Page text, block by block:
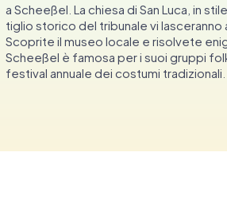
a Scheeßel. La chiesa di San Luca, in
tiglio storico del tribunale vi lasceranno
Scoprite il museo locale e risolvete
Scheeßel è famosa per i suoi gruppi
festival annuale dei costumi tradizionali.